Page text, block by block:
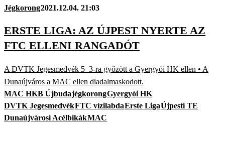
Jégkorong2021.12.04. 21:03
ERSTE LIGA: AZ ÚJPEST NYERTE AZ
FTC ELLENI RANGADÓT
A DVTK Jegesmedvék 5–3-ra győzött a Gyergyói HK ellen • A
Dunaújváros a MAC ellen diadalmaskodott.
MAC HKB ÚjbudajégkorongGyergyói HK
DVTK JegesmedvékFTC vízilabdaErste LigaÚjpesti TE
Dunaújvárosi AcélbikákMAC